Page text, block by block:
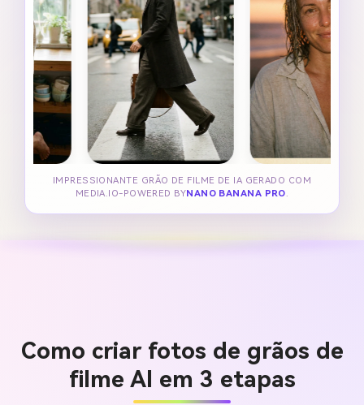
IMPRESSIONANTE GRÃO DE FILME DE IA GERADO COM
MEDIA.IO-POWERED BYNANO BANANA PRO.
Como criar fotos de grãos de
filme AI em 3 etapas